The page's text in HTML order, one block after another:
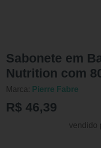
Sabonete em
Nutrition com
Marca: Pierre Fabre
R$ 46,39
vendido